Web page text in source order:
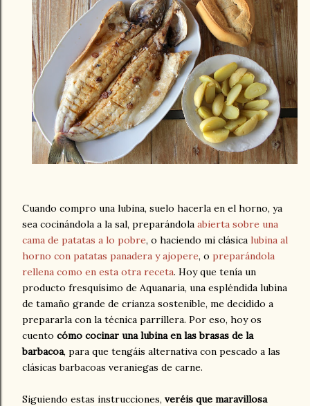
Cuando compro una lubina, suelo hacerla en el horno, ya
sea cocinándola a la sal, preparándola abierta sobre una
cama de patatas a lo pobre, o haciendo mi clásica lubina al
horno con patatas panadera y ajopere, o preparándola
rellena como en esta otra receta. Hoy que tenía un
producto fresquísimo de Aquanaria, una espléndida lubina
de tamaño grande de crianza sostenible, me decidido a
prepararla con la técnica parrillera. Por eso, hoy os
cuento cómo cocinar una lubina en las brasas de la
barbacoa, para que tengáis alternativa con pescado a las
clásicas barbacoas veraniegas de carne.
Siguiendo estas instrucciones, veréis que maravillosa